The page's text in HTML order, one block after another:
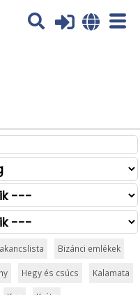
tájékoztatás itt:
Bizánci emlékek
Hegy és csúcs Kalamata